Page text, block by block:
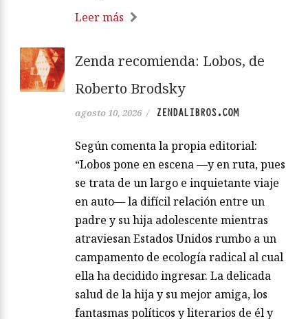
Leer más
Zenda recomienda: Lobos, de
Roberto Brodsky
agosto 10, 2026 / ZENDALIBROS.COM
Según comenta la propia editorial:
“Lobos pone en escena —y en ruta, pues
se trata de un largo e inquietante viaje
en auto— la difícil relación entre un
padre y su hija adolescente mientras
atraviesan Estados Unidos rumbo a un
campamento de ecología radical al cual
ella ha decidido ingresar. La delicada
salud de la hija y su mejor amiga, los
fantasmas políticos y literarios de él y